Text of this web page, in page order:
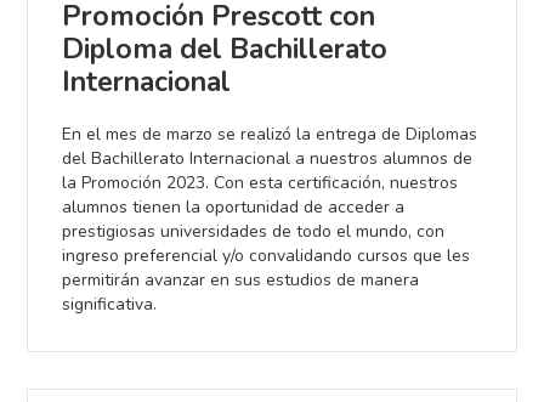
Promoción Prescott con
Diploma del Bachillerato
Internacional
En el mes de marzo se realizó la entrega de Diplomas
del Bachillerato Internacional a nuestros alumnos de
la Promoción 2023. Con esta certificación, nuestros
alumnos tienen la oportunidad de acceder a
prestigiosas universidades de todo el mundo, con
ingreso preferencial y/o convalidando cursos que les
permitirán avanzar en sus estudios de manera
significativa.